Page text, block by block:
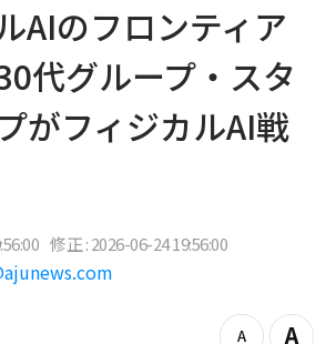
AIのフロンティア
代グループ・スタ
がフィジカルAI戦
修正 : 2026-06-24 19:56:00